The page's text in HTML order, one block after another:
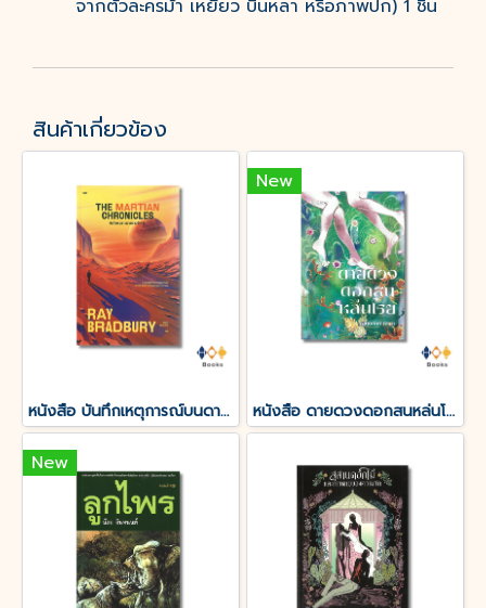
จากตัวละครม้า เหยี่ยว บินหลา หรือภาพปก) 1 ชิ้น
สินค้าเกี่ยวข้อง
หนังสือ บันทึกเหตุการณ์บนดาวอังคาร THE MARTIAN CHRONICLES
New
หนังสือ ดายดวงดอกสนหล่นโรย
New